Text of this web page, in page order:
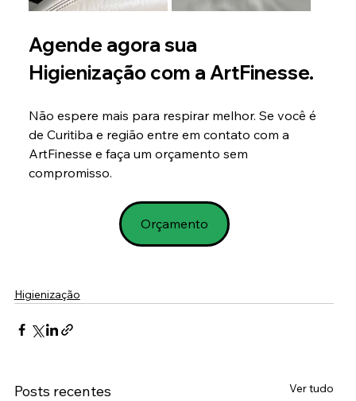
Agende agora sua
Higienização com a ArtFinesse.
Não espere mais para respirar melhor. Se você é
de Curitiba e região entre em contato com a
ArtFinesse e faça um orçamento sem
compromisso.
Orçamento
Higienização
Posts recentes Ver tudo